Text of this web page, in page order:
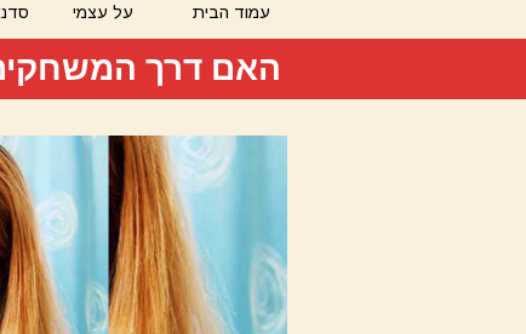
עמוד הבית על עצמי
האם דרך
ילדינו לכיתה א'?